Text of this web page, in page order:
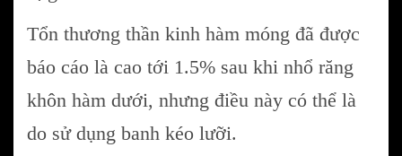
Tổn thương thần kinh hàm móng đã được
báo cáo là cao tới 1.5% sau khi nhổ răng
khôn hàm dưới, nhưng điều này có thể là
do sử dụng banh kéo lưỡi.